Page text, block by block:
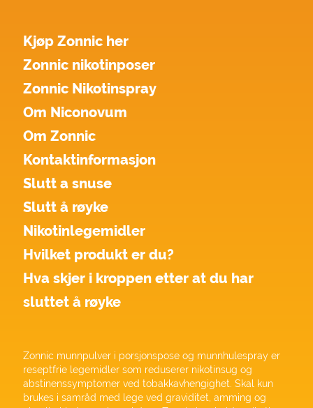
Kjøp Zonnic her
Zonnic nikotinposer
Zonnic Nikotinspray
Om Niconovum
Om Zonnic
Kontaktinformasjon
Slutt a snuse
Slutt å røyke
Nikotinlegemidler
Hvilket produkt er du?
Hva skjer i kroppen etter at du har
sluttet å røyke
Zonnic munnpulver i porsjonspose og munnhulespray er
reseptfrie legemidler som reduserer nikotinsug og
abstinenssymptomer ved tobakkavhengighet. Skal kun
brukes i samråd med lege ved graviditet, amming og